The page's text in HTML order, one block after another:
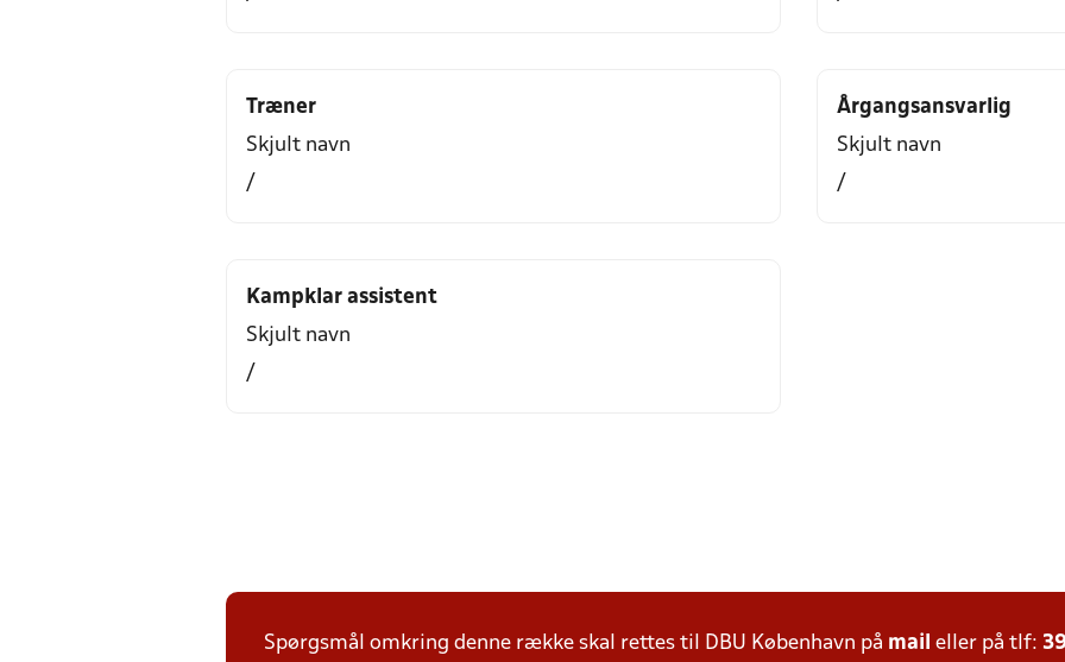
Træner
Skjult navn
/
Årgangsansvarlig
Skjult navn
/
Kampklar assistent
Skjult navn
/
Spørgsmål omkring denne række skal rettes til DBU København på mail eller på tlf: